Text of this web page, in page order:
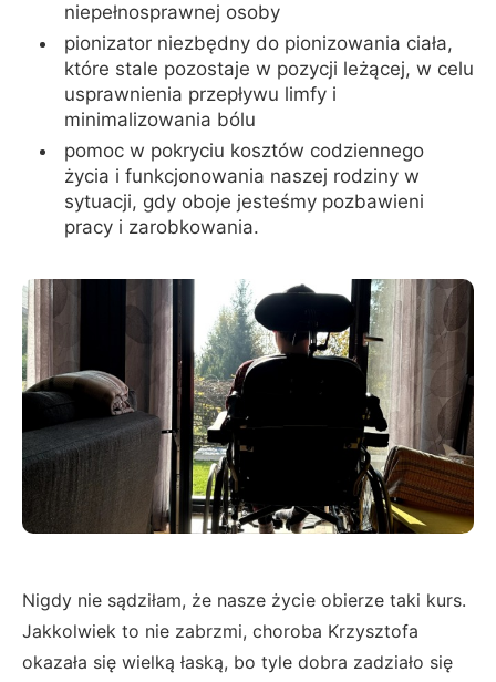
niepełnosprawnej osoby
pionizator niezbędny do pionizowania ciała,
które stale pozostaje w pozycji leżącej, w celu
usprawnienia przepływu limfy i
minimalizowania bólu
pomoc w pokryciu kosztów codziennego
życia i funkcjonowania naszej rodziny w
sytuacji, gdy oboje jesteśmy pozbawieni
pracy i zarobkowania.
Nigdy nie sądziłam, że nasze życie obierze taki kurs.
Jakkolwiek to nie zabrzmi, choroba Krzysztofa
okazała się wielką łaską, bo tyle dobra zadziało się